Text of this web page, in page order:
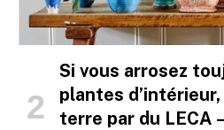
Si vous arrosez
plantes
terre par du LECA